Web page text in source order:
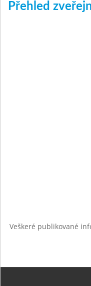
Přehled
Veškeré publikované